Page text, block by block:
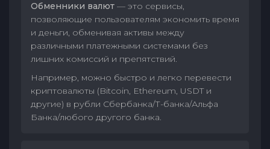
Обменники валют — это сервисы,
позволяющие пользователям экономить время
и деньги, обменивая активы между
различными платежными системами без
лишних комиссий и препятствий.
Например, можно быстро и легко перевести
криптовалюты (Bitcoin, Ethereum, USDT и
другие) в рубли Сбербанка/Т-банка/Альфа
Банка/любого другого банка.